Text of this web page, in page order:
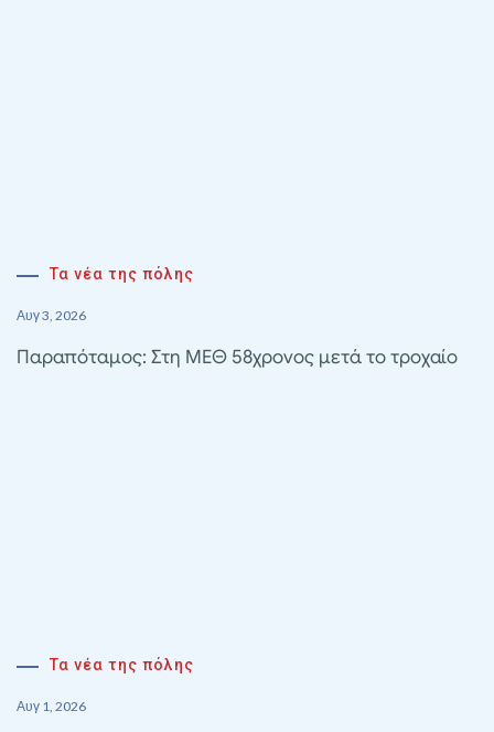
Τα νέα της πόλης
Αυγ 3, 2026
Παραπόταμος: Στη ΜΕΘ 58χρονος μετά το τροχαίο
Τα νέα της πόλης
Αυγ 1, 2026